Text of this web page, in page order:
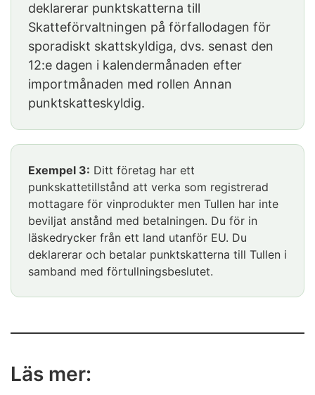
deklarerar punktskatterna till
Skatteförvaltningen på förfallodagen för
sporadiskt skattskyldiga, dvs. senast den
12:e dagen i kalendermånaden efter
importmånaden med rollen Annan
punktskatteskyldig.
Exempel 3: Ditt företag har ett
punkskattetillstånd att verka som registrerad
mottagare för vinprodukter men Tullen har inte
beviljat anstånd med betalningen. Du för in
läskedrycker från ett land utanför EU. Du
deklarerar och betalar punktskatterna till Tullen i
samband med förtullningsbeslutet.
Läs mer: